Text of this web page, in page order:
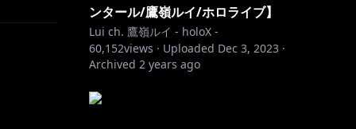
ンタール/鷹嶺ルイ/ホロライブ】
Lui ch. 鷹嶺ルイ - holoX -
60,152views · Uploaded Dec 3, 2023 ·
Archived 2 years ago